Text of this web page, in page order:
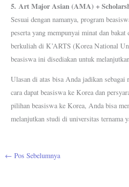
5.Art Major Asian (AMA) +
Sesuai dengan namanya, program
peserta yang mempunyai minat dan
berkuliah di K’ARTS (Korea National
beasiswa ini disediakan untuk
Ulasan di atas bisa Anda jadikan sebagai
cara dapat beasiswa ke Korea dan
pilihan beasiswa ke Korea, Anda bisa
melanjutkan studi di universitas ternama
← Pos Sebelumnya